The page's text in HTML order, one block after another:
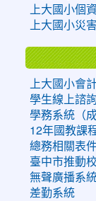
上大國小個
上大國小災
上大國小會
學生線上諮
學務系統（成
12年國教課
總務相關表
臺中市推動
無聲廣播系
差勤系統